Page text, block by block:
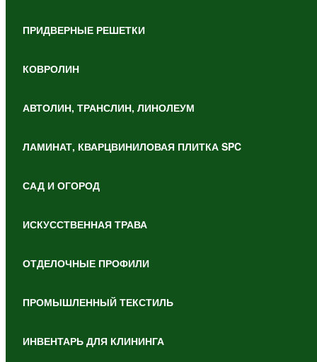
ПРИДВЕРНЫЕ РЕШЕТКИ
КОВРОЛИН
АВТОЛИН, ТРАНСЛИН, ЛИНОЛЕУМ
ЛАМИНАТ, КВАРЦВИНИЛОВАЯ ПЛИТКА SPC
САД И ОГОРОД
ИСКУССТВЕННАЯ ТРАВА
ОТДЕЛОЧНЫЕ ПРОФИЛИ
ПРОМЫШЛЕННЫЙ ТЕКСТИЛЬ
ИНВЕНТАРЬ ДЛЯ КЛИНИНГА